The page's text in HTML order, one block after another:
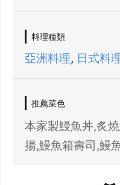
料理種類
亞洲料理, 日式料
推薦菜色
本家製鰻魚丼,炙
揚,鰻魚箱壽司,鰻